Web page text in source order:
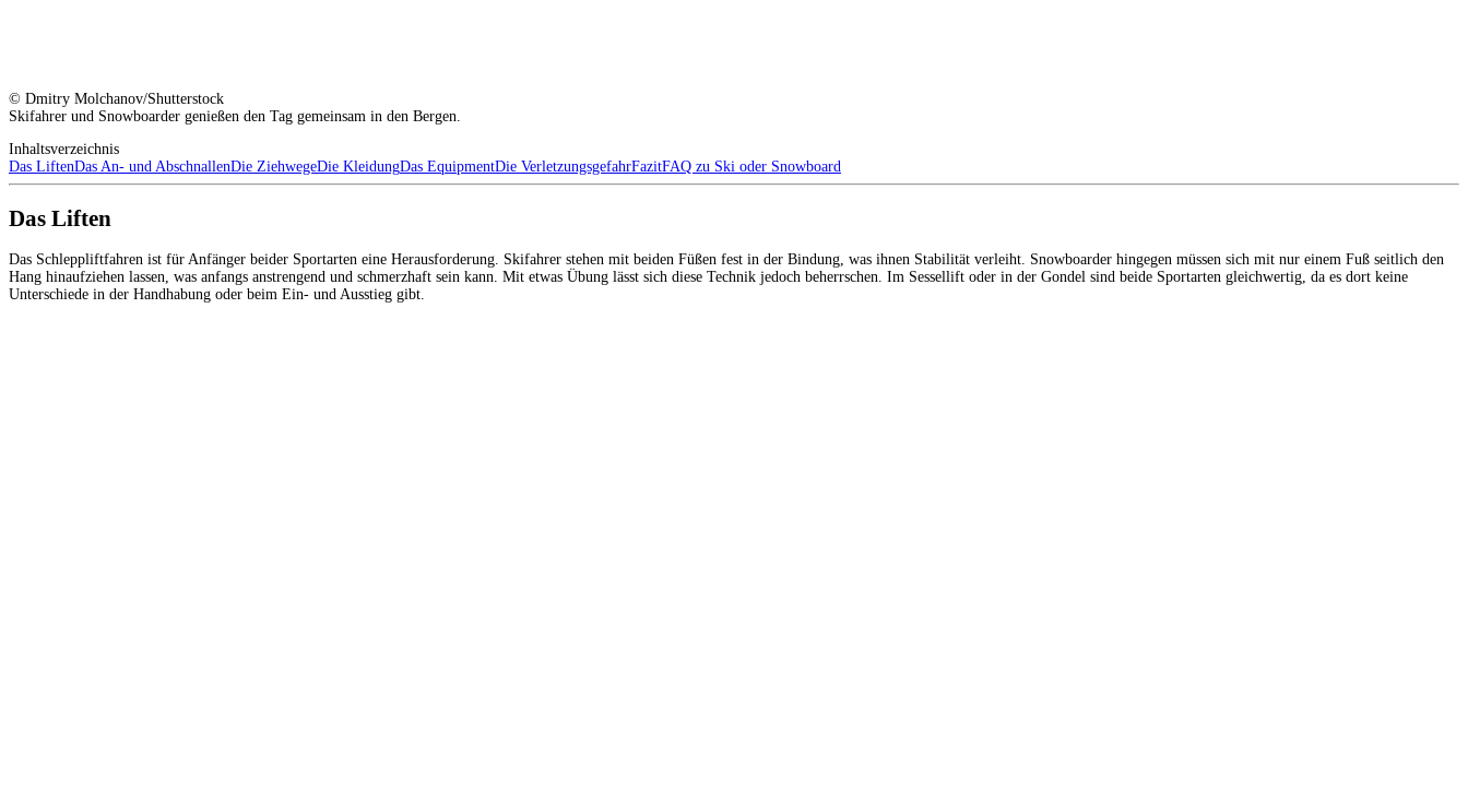
© Dmitry Molchanov/Shutterstock
Skifahrer und Snowboarder genießen den Tag gemeinsam in den Bergen.
Inhaltsverzeichnis
Das LiftenDas An- und AbschnallenDie ZiehwegeDie KleidungDas EquipmentDie VerletzungsgefahrFazitFAQ zu Ski oder Snowboard
Das Liften
Das Schleppliftfahren ist für Anfänger beider Sportarten eine Herausforderung. Skifahrer stehen mit beiden Füßen fest in der Bindung, was ihnen Stabilität verleiht. Snowboarder hingegen müssen sich mit nur einem Fuß seitlich den
Hang hinaufziehen lassen, was anfangs anstrengend und schmerzhaft sein kann. Mit etwas Übung lässt sich diese Technik jedoch beherrschen. Im Sessellift oder in der Gondel sind beide Sportarten gleichwertig, da es dort keine
Unterschiede in der Handhabung oder beim Ein- und Ausstieg gibt.